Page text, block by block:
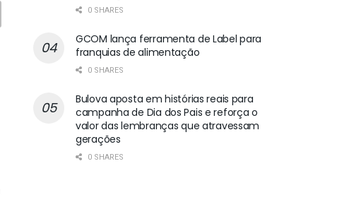
0 SHARES
GCOM lança ferramenta de Label para
franquias de alimentação
0 SHARES
Bulova aposta em histórias reais para
campanha de Dia dos Pais e reforça o
valor das lembranças que atravessam
gerações
0 SHARES